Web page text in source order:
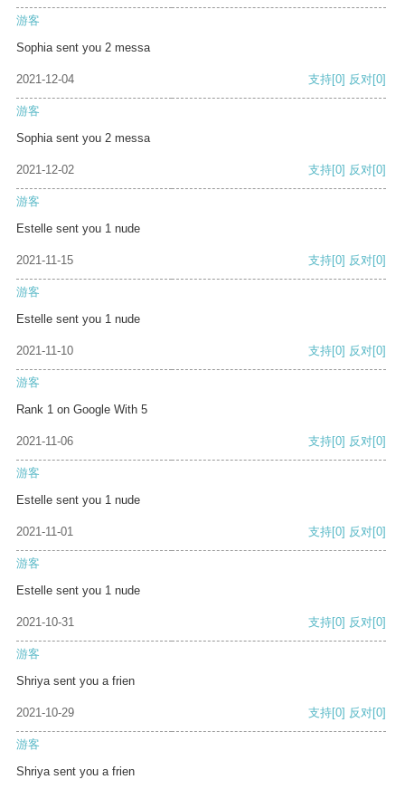
游客
Sophia sent you 2 messa
2021-12-04 支持[0] 反对[0]
游客
Sophia sent you 2 messa
2021-12-02 支持[0] 反对[0]
游客
Estelle sent you 1 nude
2021-11-15 支持[0] 反对[0]
游客
Estelle sent you 1 nude
2021-11-10 支持[0] 反对[0]
游客
Rank 1 on Google With 5
2021-11-06 支持[0] 反对[0]
游客
Estelle sent you 1 nude
2021-11-01 支持[0] 反对[0]
游客
Estelle sent you 1 nude
2021-10-31 支持[0] 反对[0]
游客
Shriya sent you a frien
2021-10-29 支持[0] 反对[0]
游客
Shriya sent you a frien